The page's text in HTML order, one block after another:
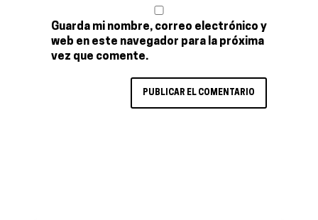
Guarda mi nombre, correo electrónico y
web en este navegador para la próxima
vez que comente.